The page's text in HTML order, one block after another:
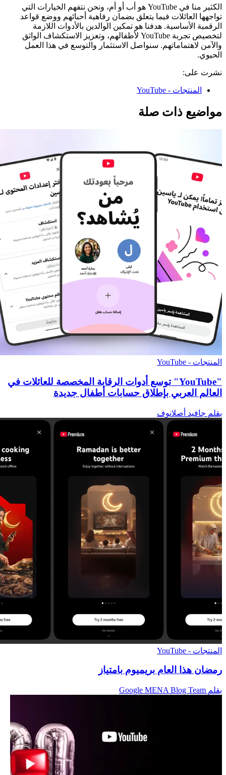
الكثير منا في YouTube هو أب أو أم، ونحن نتفهم الخيارات التي
تواجهها العائلات فيما يتعلق بضمان رفاهية أحبائهم ووضع قواعد
الرقمية الأساسية. هدفنا هو تمكين الوالدين بالأدوات اللازمة
لتخصيص تجربة YouTube لأطفالهم، وتعزيز الاستكشاف الواثق
والآمن لاهتماماتهم. سنواصل الاستثمار والتوسع في هذا العمل
الحيوي.
نشرت على:
المنتجات - YouTube
مواضيع ذات صلة
المنتجات - YouTube
"YouTube" توسع أدوات الرقابة المخصصة للعائلات في
العالم العربي بإطلاق حسابات أطفال جديدة
بقلم جافيد أصلانوف
المنتجات - YouTube
رمضان هذا العام بريميوم بامتياز
بقلم Google MENA Blog Team